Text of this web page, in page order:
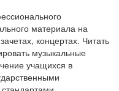
Проекты
Погода
материала на
концертах. Читать
музыкальные
учащихся в